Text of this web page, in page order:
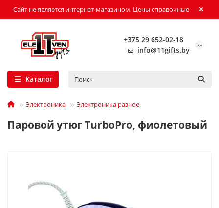
Сайт не является интернет-магазином. Цены справочные
+375 29 652-02-18
info@11gifts.by
Каталог
Электроника Электроника разное
Паровой утюг TurboPro, фиолетовый